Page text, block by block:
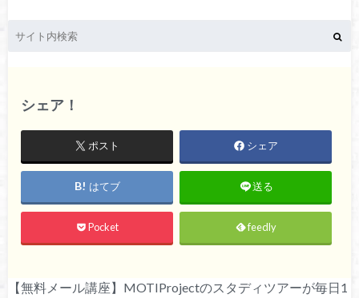
シェア！
ポスト シェア
はてブ 送る
Pocket feedly
【無料メール講座】MOTIProjectのスタディツアーが毎日1